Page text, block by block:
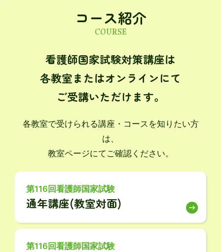
コース紹介
COURSE
看護師国家試験対策講座は
各教室またはオンラインにて
ご受講いただけます。
各教室で受けられる講座・コースを知りたい方
は、
教室ページにてご確認ください。
第116回看護師国家試験
通年講座(教室対面)
第116回看護師国家試験